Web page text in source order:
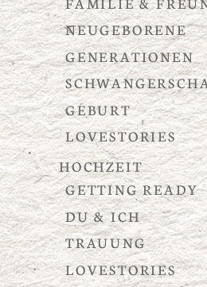
NEUGEBORENE
GENERATIONEN
GEBURT
LOVESTORIES
HOCHZEIT
GETTING READY
DU & ICH
TRAUUNG
LOVESTORIES